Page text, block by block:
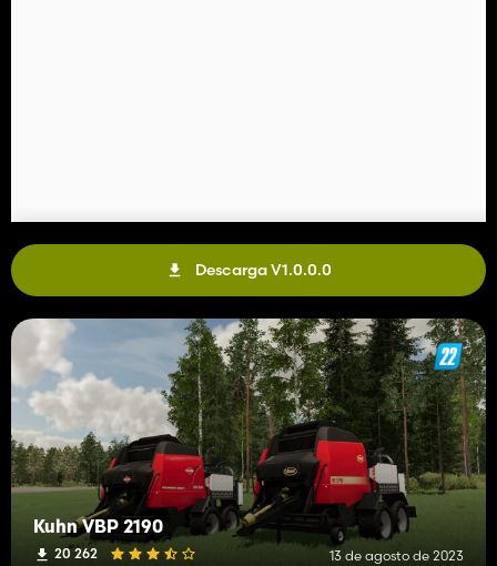
Descarga V1.0.0.0
Kuhn VBP 2190
20 262 13 de agosto de 2023